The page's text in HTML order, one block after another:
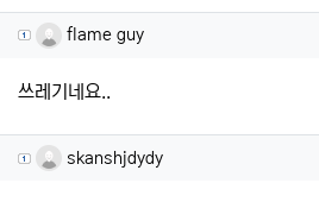
flame guy님의 댓글
flame guy
쓰레기네요..
skanshjdydy님의 댓글
skanshjdydy